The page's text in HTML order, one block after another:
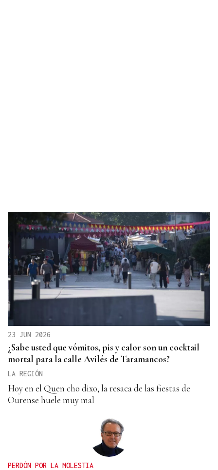
23 JUN 2026
¿Sabe usted que vómitos, pis y calor son un cocktail
mortal para la calle Avilés de Taramancos?
LA REGIÓN
Hoy en el Quen cho dixo, la resaca de las fiestas de
Ourense huele muy mal
PERDÓN POR LA MOLESTIA